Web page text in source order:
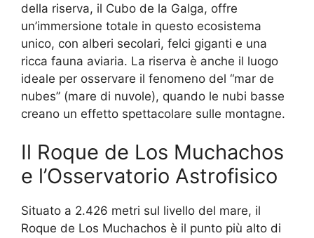
della riserva, il Cubo de la Galga, offre
un’immersione totale in questo ecosistema
unico, con alberi secolari, felci giganti e una
ricca fauna aviaria. La riserva è anche il luogo
ideale per osservare il fenomeno del “mar de
nubes” (mare di nuvole), quando le nubi basse
creano un effetto spettacolare sulle montagne.
Il Roque de Los Muchachos
e l’Osservatorio Astrofisico
Situato a 2.426 metri sul livello del mare, il
Roque de Los Muchachos è il punto più alto di